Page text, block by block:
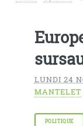
LUNDI 24
MANTELET
POLITIQUE